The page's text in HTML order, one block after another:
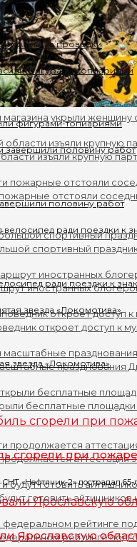
магазина укрыли
изъяли крупную
отстояли
спортивный
иностранных
откроет доступ к
празднования
бесплатные
аттестация
готовить айтишников
рейтинге
из-за проводки
фигурами-топиариями
половину работ
ради поездки к
звезда «Локомотива»
сгорели при
«Нефтяник-2» пострадал
Ярославскую